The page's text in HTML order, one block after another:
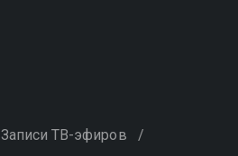
Записи ТВ-эфиров /